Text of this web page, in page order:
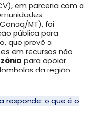
em parceria com a
MT), foi
pública para
que prevê a
em recursos não
para apoiar
da região
responde: o que é o